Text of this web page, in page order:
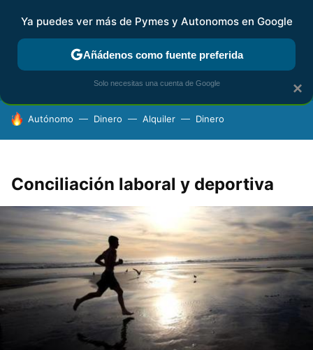
FISCALIDAD Y CONTABILIDAD KIT DIGITAL RENTA
HOY SE HABLA DE
Autónomo Dinero Alquiler Dinero
Conciliación laboral y deportiva
×
Ya puedes ver más de Pymes y Autonomos en Google
Añádenos como fuente preferida
Solo necesitas una cuenta de Google